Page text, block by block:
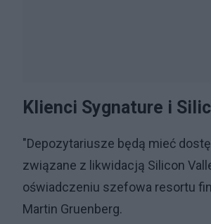
Klienci Sygnature i
"Depozytariusze będą mieć
związane z likwidacją Silicon
oświadczeniu szefowa resortu
Martin Gruenberg.